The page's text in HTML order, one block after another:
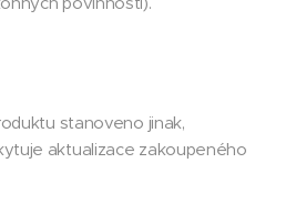
stanoveno jinak,
aktualizace zakoupeného